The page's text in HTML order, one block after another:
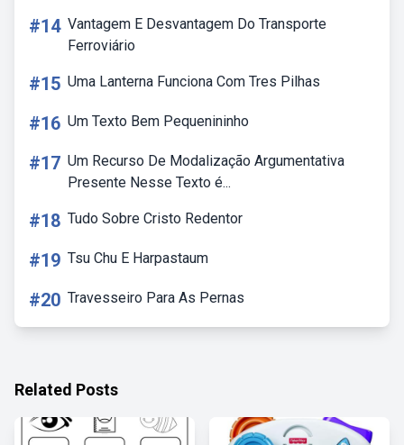
#14 Vantagem E Desvantagem Do Transporte
Ferroviário
#15 Uma Lanterna Funciona Com Tres Pilhas
#16 Um Texto Bem Pequenininho
#17 Um Recurso De Modalização Argumentativa
Presente Nesse Texto é...
#18 Tudo Sobre Cristo Redentor
#19 Tsu Chu E Harpastaum
#20 Travesseiro Para As Pernas
Related Posts